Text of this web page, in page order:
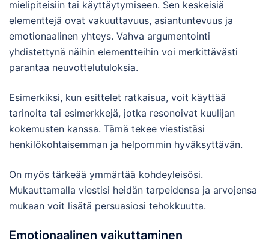
mielipiteisiin tai käyttäytymiseen. Sen keskeisiä
elementtejä ovat vakuuttavuus, asiantuntevuus ja
emotionaalinen yhteys. Vahva argumentointi
yhdistettynä näihin elementteihin voi merkittävästi
parantaa neuvottelutuloksia.
Esimerkiksi, kun esittelet ratkaisua, voit käyttää
tarinoita tai esimerkkejä, jotka resonoivat kuulijan
kokemusten kanssa. Tämä tekee viestistäsi
henkilökohtaisemman ja helpommin hyväksyttävän.
On myös tärkeää ymmärtää kohdeyleisösi.
Mukauttamalla viestisi heidän tarpeidensa ja arvojensa
mukaan voit lisätä persuasiosi tehokkuutta.
Emotionaalinen vaikuttaminen